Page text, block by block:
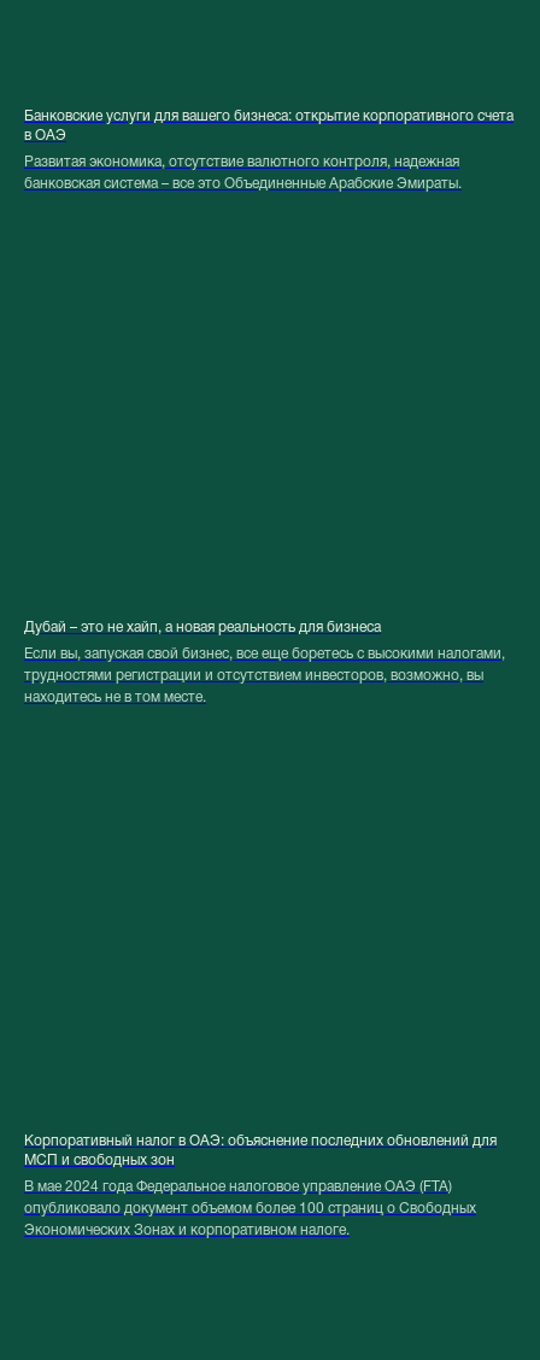
Банковские услуги для вашего бизнеса: открытие корпоративного счета
в ОАЭ
Развитая экономика, отсутствие валютного контроля, надежная
банковская система – все это Объединенные Арабские Эмираты.
Дубай – это не хайп, а новая реальность для бизнеса
Если вы, запуская свой бизнес, все еще боретесь с высокими налогами,
трудностями регистрации и отсутствием инвесторов, возможно, вы
находитесь не в том месте.
Корпоративный налог в ОАЭ: объяснение последних обновлений для
МСП и свободных зон
В мае 2024 года Федеральное налоговое управление ОАЭ (FTA)
опубликовало документ объемом более 100 страниц о Свободных
Экономических Зонах и корпоративном налоге.